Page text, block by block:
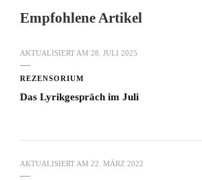
Empfohlene Artikel
AKTUALISIERT AM 28. JULI 2025
REZENSORIUM
Das Lyrikgespräch im Juli
AKTUALISIERT AM 22. MÄRZ 2022